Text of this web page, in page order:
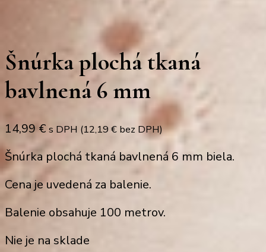
Šnúrka plochá tkaná
bavlnená 6 mm
14,99€ s DPH (12,19 € bez DPH)
Šnúrka plochá tkaná bavlnená 6 mm biela.
Cena je uvedená za balenie.
Balenie obsahuje 100 metrov.
Nie je na sklade